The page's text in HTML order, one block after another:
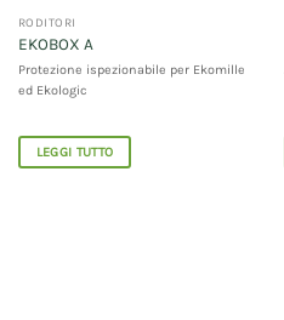
RODITORI
EKOBOX A
Protezione ispezionabile per Ekomille
ed Ekologic
LEGGI TUTTO